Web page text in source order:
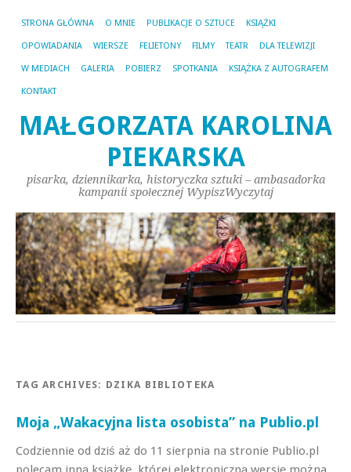
STRONA GŁÓWNA O MNIE PUBLIKACJE O SZTUCE KSIĄŻKI
OPOWIADANIA WIERSZE FELIETONY FILMY TEATR DLA TELEWIZJI
W MEDIACH GALERIA POBIERZ SPOTKANIA KSIĄŻKA Z AUTOGRAFEM
KONTAKT
MAŁGORZATA KAROLINA
PIEKARSKA
pisarka, dziennikarka, historyczka sztuki – ambasadorka
kampanii społecznej WypiszWyczytaj
TAG ARCHIVES: DZIKA BIBLIOTEKA
Moja „Wakacyjna lista osobista” na Publio.pl
Codziennie od dziś aż do 11 sierpnia na stronie Publio.pl